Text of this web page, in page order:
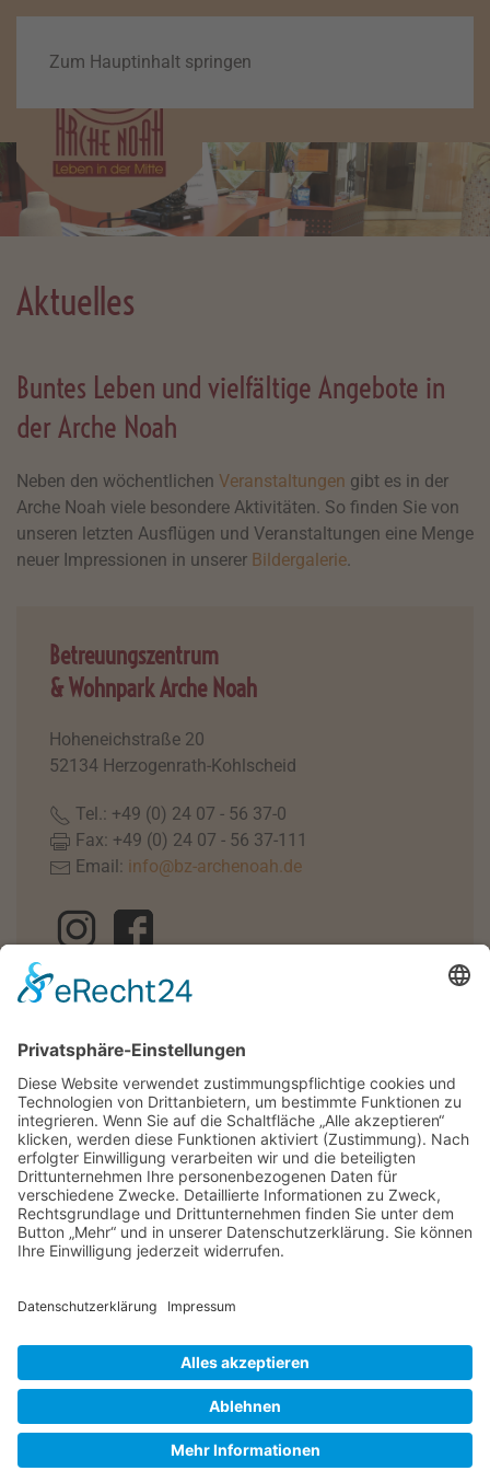
Zum Hauptinhalt springen
Aktuelles
Buntes Leben und vielfältige Angebote in
der Arche Noah
Neben den wöchentlichen Veranstaltungen gibt es in der
Arche Noah viele besondere Aktivitäten. So finden Sie von
unseren letzten Ausflügen und Veranstaltungen eine Menge
neuer Impressionen in unserer Bildergalerie
Betreuungszentrum
& Wohnpark Arche Noah
Hoheneichstraße 20
52134 Herzogenrath-Kohlscheid
Tel.: +49 (0) 24 07 - 56 37-0
Fax: +49 (0) 24 07 - 56 37-111
Email: info@bz-archenoah.de
"Ärgere dich nicht darüber, dass der
Rosenstrauch Dornen trägt. Freue dich, dass
der Dornenstrauch Rosen trägt."
IMPRESSUM|
©2026 Betreuungszentrum Arche Noah